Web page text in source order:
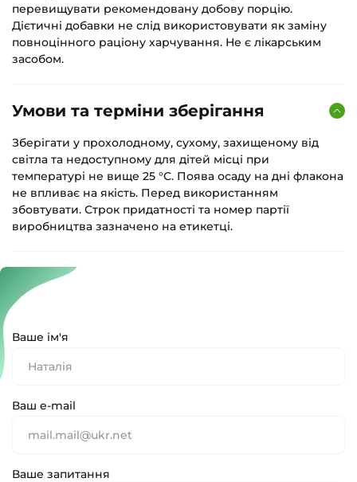
перевищувати рекомендовану добову порцію.
Дієтичні добавки не слід використовувати як заміну
повноцінного раціону харчування. Не є лікарським
засобом.
Умови та терміни зберігання
Зберігати у прохолодному, сухому, захищеному від
світла та недоступному для дітей місці при
температурі не вище 25 °С. Поява осаду на дні флакона
не впливає на якість. Перед використанням
збовтувати. Строк придатності та номер партії
виробництва зазначено на етикетці.
Ваше ім'я
Ваш e-mail
Ваше запитання